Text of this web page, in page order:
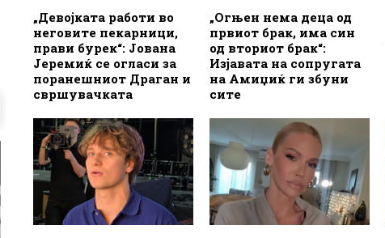
„Девојката работи во
неговите пекарници,
прави бурек“: Јована
Јеремиќ се огласи за
поранешниот Драган и
свршувачката
„Огњен нема деца од
првиот брак, има син
од вториот брак“:
Изјавата на сопругата
на Амиџиќ ги збуни
сите